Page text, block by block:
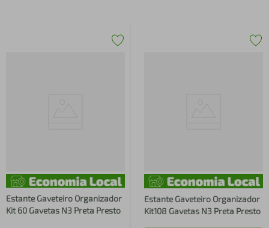
Estante Gaveteiro Organizador
Kit 60 Gavetas N3 Preta Presto
Estante Gaveteiro Organizador
Kit108 Gavetas N3 Preta Presto